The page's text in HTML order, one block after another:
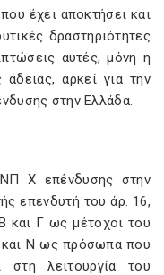
έχει αποκτήσει και
δραστηριότητες
αυτές, μόνη η
αρκεί για την
στην Ελλάδα.
Χ επένδυσης στην
επενδυτή του άρ. 16,
και Γ ως μέτοχοι του
Ν ως πρόσωπα που
λειτουργία του